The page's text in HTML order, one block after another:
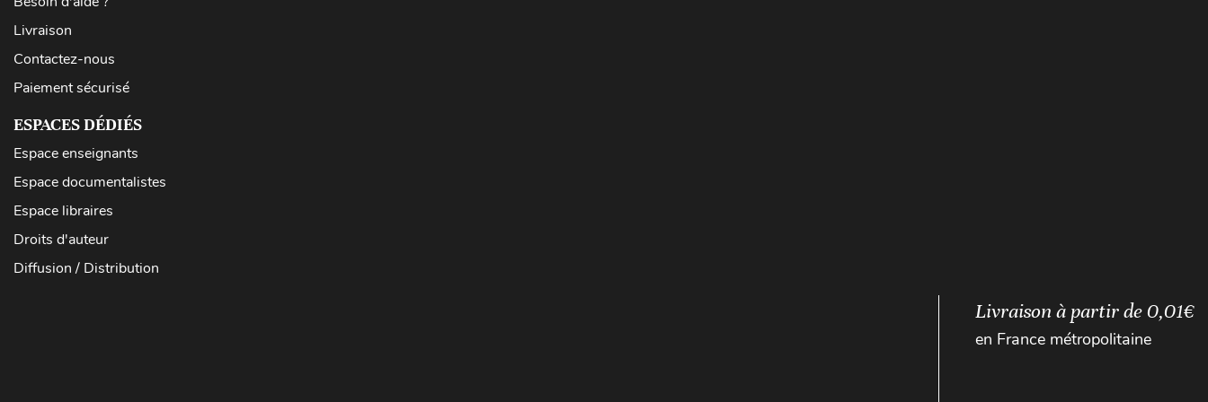
Livraison
Contactez-nous
Paiement sécurisé
ESPACES DÉDIÉS
Espace enseignants
Espace documentalistes
Espace libraires
Droits d'auteur
Diffusion / Distribution
Livraison à partir de 0,01€
en France métropolitaine